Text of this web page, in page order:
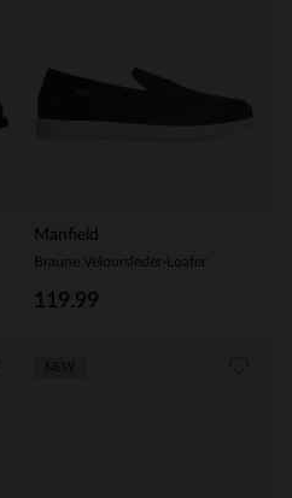
Manfield
Braune Veloursleder-Loafer
119.99